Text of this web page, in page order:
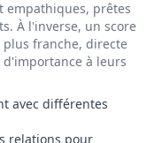
empathiques, prêtes
À l'inverse, un score
franche, directe
à leurs
avec différentes
relations pour